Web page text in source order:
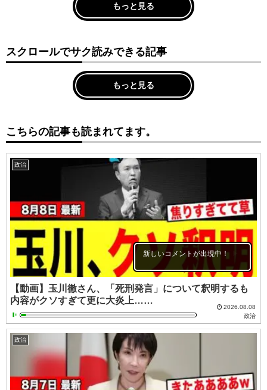
もっと見る
スクロールでサク読みできる記事
もっと見る
こちらの記事も読まれてます。
政治
新しいコメントが出現中！
【動画】玉川徹さん、「死刑発言」について釈明するも
内容がクソすぎて更に大炎上……
2026.08.08
政治
政治